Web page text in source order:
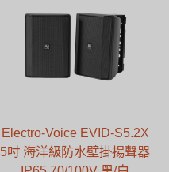
Electro-Voice EVID-S5.2X
5吋 海洋級防水壁掛揚聲器